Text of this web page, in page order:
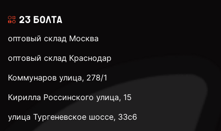
оптовый склад Москва
оптовый склад Краснодар
Коммунаров улица, 278/1
Кирилла Россинского улица, 15
улица Тургеневское шоссе, 33с6